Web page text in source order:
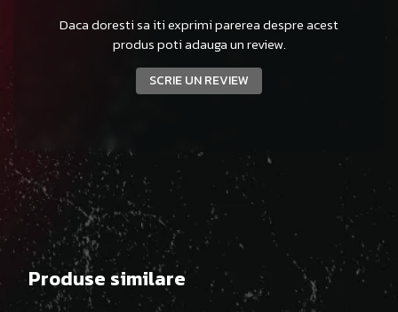
Daca doresti sa iti exprimi parerea despre acest
produs poti adauga un review.
SCRIE UN REVIEW
Produse similare